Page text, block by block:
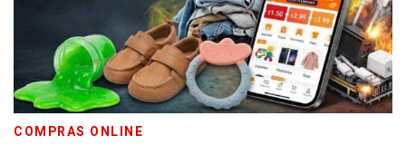
COMPRAS ONLINE